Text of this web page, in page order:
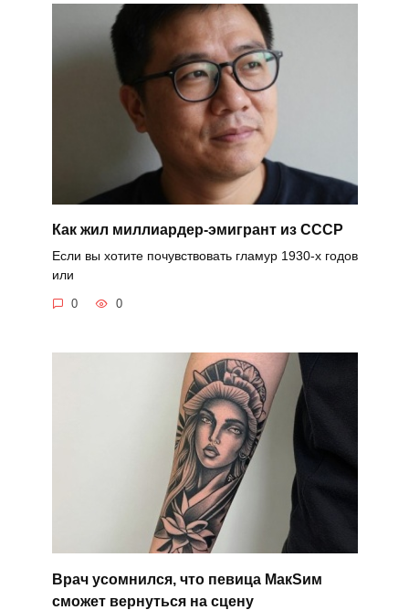
Как жил миллиардер-эмигрант из СССР
Если вы хотите почувствовать гламур 1930-х годов
или
0 0
Врач усомнился, что певица MaкSим
сможет вернуться на сцену